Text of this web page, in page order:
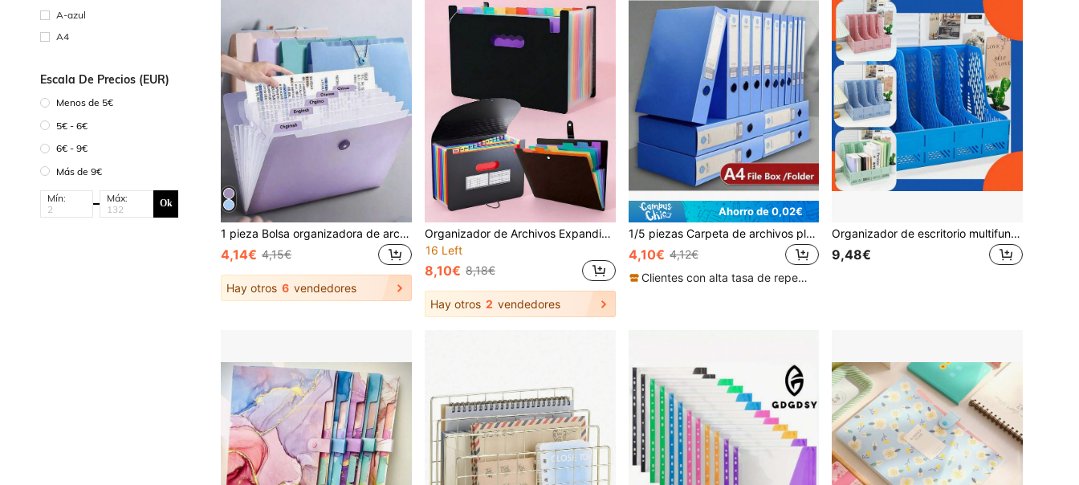
A-azul
A4
Escala De Precios (EUR)
Menos de 5€
5€ - 6€
6€ - 9€
Más de 9€
Mín: Máx: Ok
1 pieza Bolsa organizadora de archivos transparente de 5 capas, bolsa de almacenamiento de exámenes para estudiantes, bolsa de almacenamiento de documentos multicapa A4
4,14€ 4,15€
Hay otros 6 vendedores
Organizador de Archivos Expandible de 24/13/7 Compartimentos - Carpeta de Archivos Plegable y Portátil Estilo Acordeón con Cubierta Duradera, Para Almacenar Documentos y Suministros de Arte
16 Left
8,10€ 8,18€
Hay otros 2 vendedores
Ahorro de 0,02€
1/5 piezas Carpeta de archivos plegable, Caja de documentos tamaño A4, Caja de almacenamiento de archivos de gran capacidad de material PP, Carpeta de archivos de contrato y certificado, Adecuada para oficina, escuela, gestión de personal, vuelta al colegio, etiquetas surtidas, útiles escolares
4,10€ 4,12€
Clientes con alta tasa de repetición
Organizador de escritorio multifuncional de 4 niveles para archivos A4, caja de almacenamiento de suministros de oficina
9,48€